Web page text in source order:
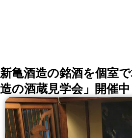
新亀酒造の銘酒を個室
造の酒蔵見学会」開催中